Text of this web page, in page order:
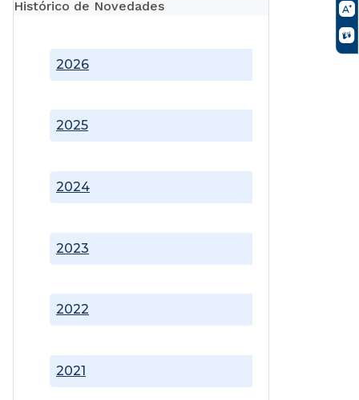
Histórico de Novedades
2021
2022
2023
2024
2025
2026